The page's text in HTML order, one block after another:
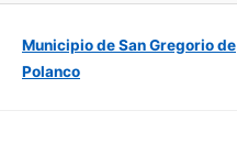
Municipio de San Gregorio de
Polanco